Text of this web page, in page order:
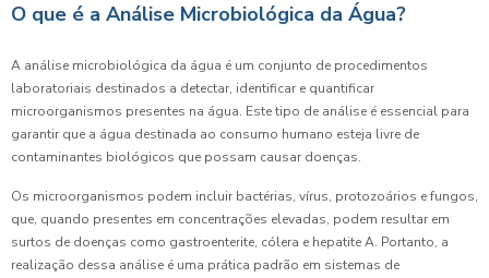
O que é a Análise Microbiológica da Água?
A análise microbiológica da água é um conjunto de procedimentos
laboratoriais destinados a detectar, identificar e quantificar
microorganismos presentes na água. Este tipo de análise é essencial para
garantir que a água destinada ao consumo humano esteja livre de
contaminantes biológicos que possam causar doenças.
Os microorganismos podem incluir bactérias, vírus, protozoários e fungos,
que, quando presentes em concentrações elevadas, podem resultar em
surtos de doenças como gastroenterite, cólera e hepatite A. Portanto, a
realização dessa análise é uma prática padrão em sistemas de